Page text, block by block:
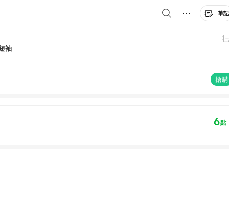
筆記
袖
搶購
6點